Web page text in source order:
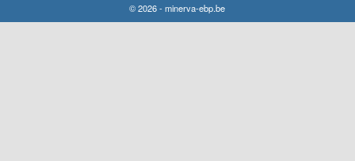
© 2026 - minerva-ebp.be